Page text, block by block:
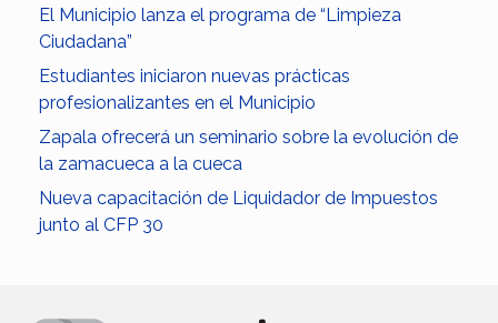
El Municipio lanza el programa de “Limpieza
Ciudadana”
Estudiantes iniciaron nuevas prácticas
profesionalizantes en el Municipio
Zapala ofrecerá un seminario sobre la evolución de
la zamacueca a la cueca
Nueva capacitación de Liquidador de Impuestos
junto al CFP 30